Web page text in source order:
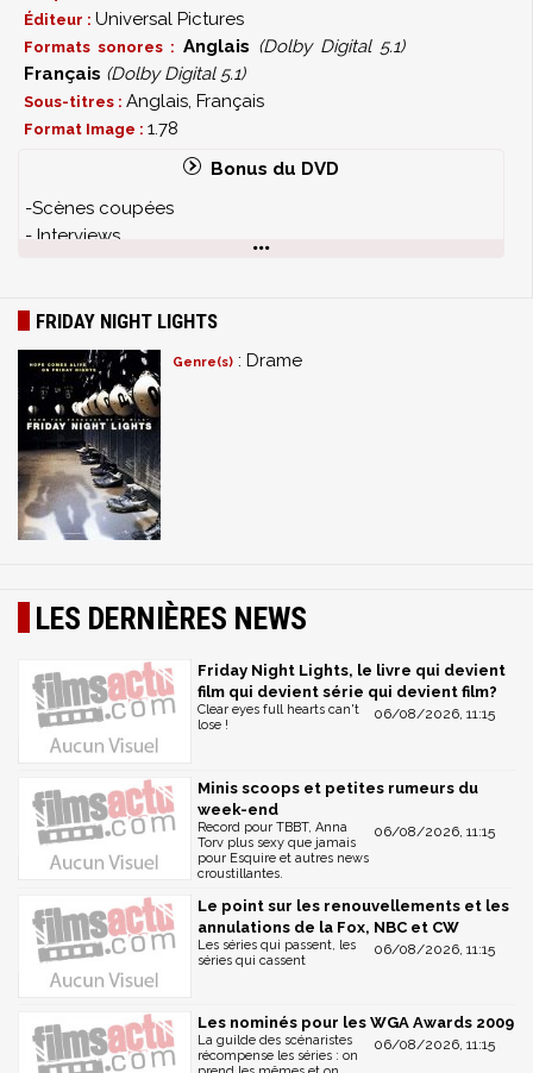
Éditeur : Universal Pictures
Formats sonores : Anglais (Dolby Digital 5.1)
Français (Dolby Digital 5.1)
Sous-titres : Anglais, Français
Format Image : 1.78
Bonus du DVD
-Scènes coupées
- Interviews
- Musique de la série composé par WG Snuffy Walden
FRIDAY NIGHT LIGHTS
Genre(s) : Drame
LES DERNIÈRES NEWS
Friday Night Lights, le livre qui devient
film qui devient série qui devient film?
06/08/2026, 11:15
Clear eyes full hearts can't
lose !
Minis scoops et petites rumeurs du
week-end
06/08/2026, 11:15
Record pour TBBT, Anna
Torv plus sexy que jamais
pour Esquire et autres news
croustillantes.
Le point sur les renouvellements et les
annulations de la Fox, NBC et CW
06/08/2026, 11:15
Les séries qui passent, les
séries qui cassent
Les nominés pour les WGA Awards 2009
06/08/2026, 11:15
La guilde des scénaristes
récompense les séries : on